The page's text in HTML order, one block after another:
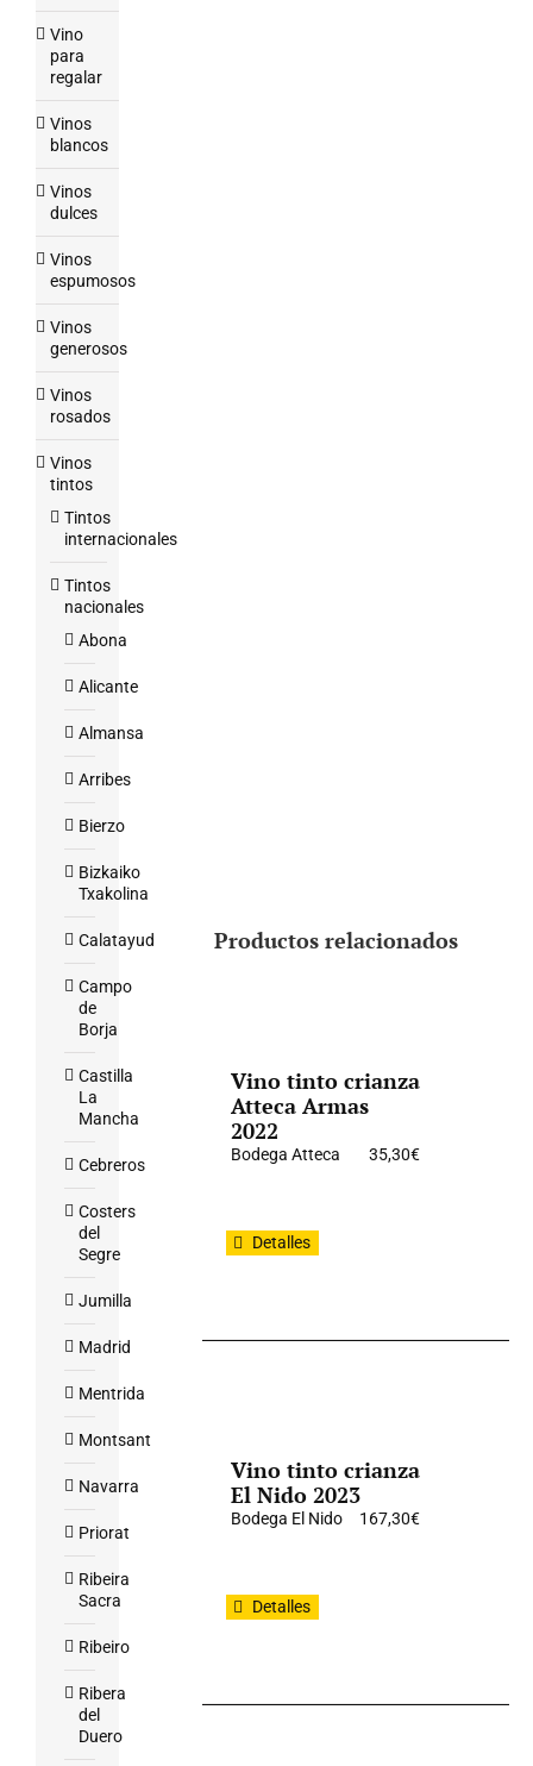
Productos relacionados
Vino tinto crianza
Atteca Armas
2022
Bodega Atteca 35,30€
Detalles
Vino tinto crianza
El Nido 2023
Bodega El Nido 167,30€
Detalles
Vino
para
regalar
Vinos
blancos
Vinos
dulces
Vinos
espumosos
Vinos
generosos
Vinos
rosados
Vinos
tintos
Tintos
internacionales
Tintos
nacionales
Abona
Alicante
Almansa
Arribes
Bierzo
Bizkaiko
Txakolina
Calatayud
Campo
de
Borja
Castilla
La
Mancha
Cebreros
Costers
del
Segre
Jumilla
Madrid
Mentrida
Montsant
Navarra
Priorat
Ribeira
Sacra
Ribeiro
Ribera
del
Duero